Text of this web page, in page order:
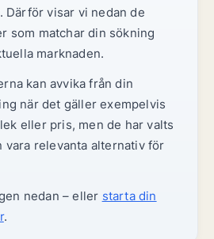
Därför visar vi nedan de
som matchar din sökning
marknaden.
kan avvika från din
när det gäller exempelvis
eller pris, men de har valts
vara relevanta alternativ för
nedan – eller starta din
.